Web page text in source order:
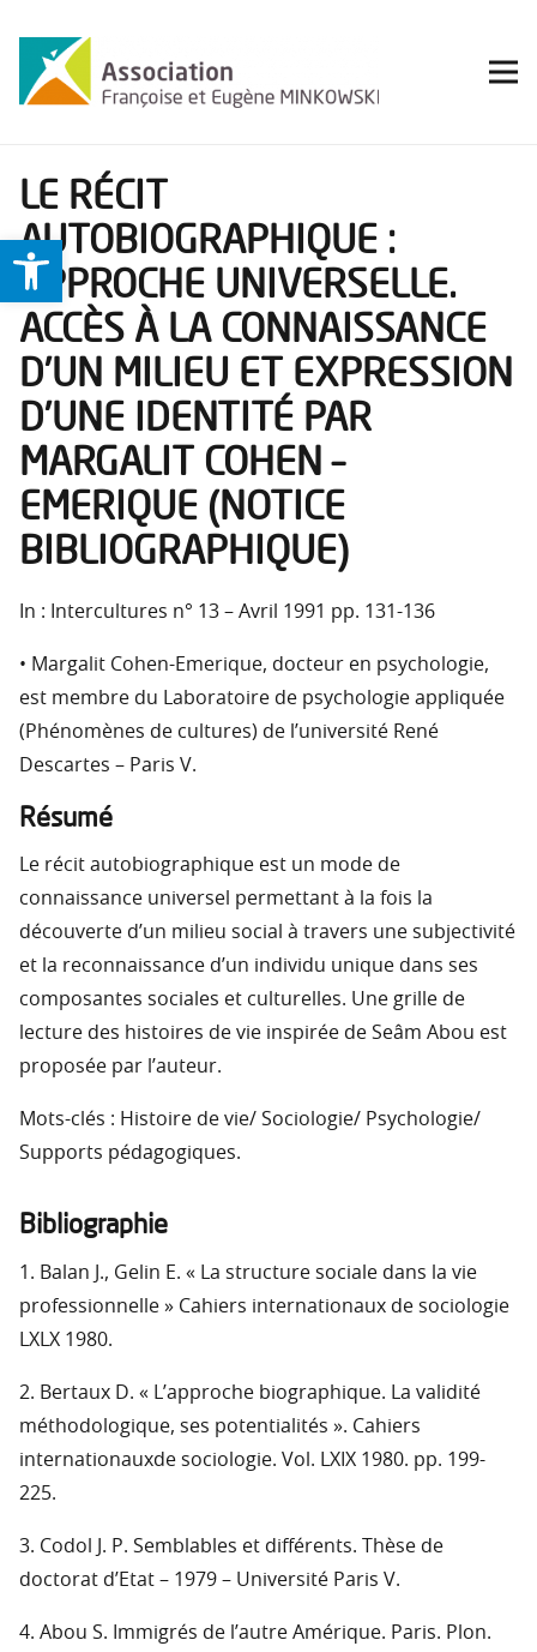
Ouvrir la barre d’outils
LE RÉCIT
AUTOBIOGRAPHIQUE :
APPROCHE UNIVERSELLE.
ACCÈS À LA CONNAISSANCE
D’UN MILIEU ET EXPRESSION
D’UNE IDENTITÉ PAR
MARGALIT COHEN –
EMERIQUE (NOTICE
BIBLIOGRAPHIQUE)
In : Intercultures n° 13 – Avril 1991 pp. 131-136
• Margalit Cohen-Emerique, docteur en psychologie,
est membre du Laboratoire de psychologie appliquée
(Phénomènes de cultures) de l’université René
Descartes – Paris V.
Résumé
Le récit autobiographique est un mode de
connaissance universel permettant à la fois la
découverte d’un milieu social à travers une subjectivité
et la reconnaissance d’un individu unique dans ses
composantes sociales et culturelles. Une grille de
lecture des histoires de vie inspirée de Seâm Abou est
proposée par l’auteur.
Mots-clés : Histoire de vie/ Sociologie/ Psychologie/
Supports pédagogiques.
Bibliographie
1. Balan J., Gelin E. « La structure sociale dans la vie
professionnelle » Cahiers internationaux de sociologie
LXLX 1980.
2. Bertaux D. « L’approche biographique. La validité
méthodologique, ses potentialités ». Cahiers
internationauxde sociologie. Vol. LXIX 1980. pp. 199-
225.
3. Codol J. P. Semblables et différents. Thèse de
doctorat d’Etat – 1979 – Université Paris V.
4. Abou S. Immigrés de l’autre Amérique. Paris. Plon.